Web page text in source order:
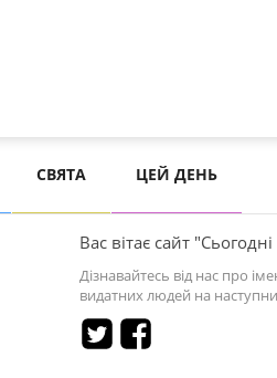
СВЯТА ЦЕЙ ДЕНЬ
Вас вітає сайт "Сьогодні
Дізнавайтесь від нас про
видатних людей на